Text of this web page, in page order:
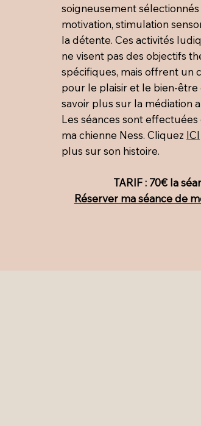
soigneusement
motivation, stimulation
la détente. Ces activités
ne visent pas des objectifs
spécifiques, mais offrent un
pour le plaisir et le bien-être
savoir plus sur la médiation
Les séances sont
ma chienne Ness. Cliquez ICI
plus sur son histoire.
TARIF : 70€ la
Réserver ma séance de